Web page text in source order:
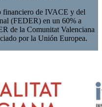
financiero de IVACE y del
(FEDER) en un 60% a
de la Comunitat Valenciana
por la Unión Europea.